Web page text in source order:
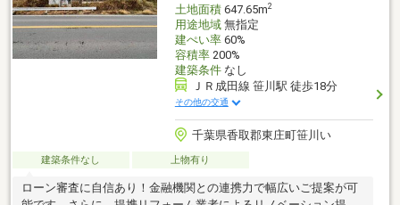
土地面積647.65m2
用途地域無指定
建ぺい率60%
容積率200%
建築条件なし
ＪＲ成田線 笹川駅 徒歩18分
その他の交通
千葉県香取郡東庄町笹川い
建築条件なし 上物有り
ローン審査に自信あり！金融機関との連携力で幅広いご提案が可